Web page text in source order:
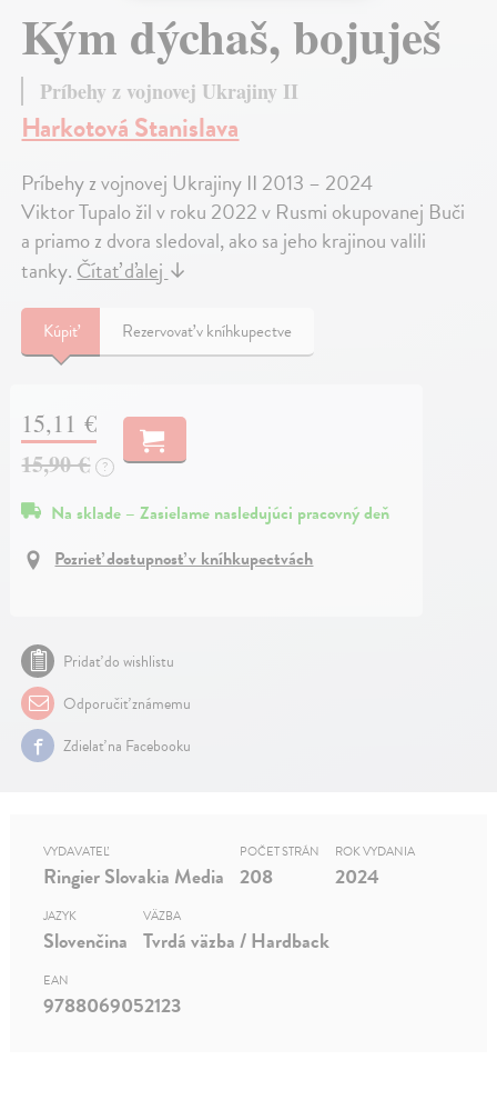
Kým dýchaš, bojuješ
Príbehy z vojnovej Ukrajiny II
Harkotová Stanislava
Príbehy z vojnovej Ukrajiny II 2013 – 2024
Viktor Tupalo žil v roku 2022 v Rusmi okupovanej Buči
a priamo z dvora sledoval, ako sa jeho krajinou valili
tanky.Čítať ďalej↓
Kúpiť Rezervovať v kníhkupectve
15,11 €
15,90 € ?
Na sklade – Zasielame nasledujúci pracovný deň
Pozrieť dostupnosť v kníhkupectvách
Pridať do wishlistu
Odporučiť známemu
Zdielať na Facebooku
VYDAVATEĽ
Ringier Slovakia Media
POČET STRÁN
208
ROK VYDANIA
2024
JAZYK
Slovenčina
VÄZBA
Tvrdá väzba / Hardback
EAN
9788069052123